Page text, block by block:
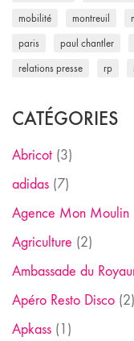
mobilité montreuil
paris paul chantler
relations presse rp
CATÉGORIES
Abricot (3)
adidas (7)
Agence Mon Moulin
Agriculture (2)
Ambassade du
Apéro Resto Disco (2)
Apkass (1)